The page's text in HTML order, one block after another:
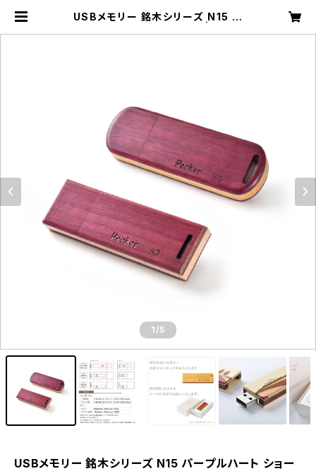
USBメモリー 銘木シリーズ N15 パ
1 /5
USBメモリー 銘木シリーズ N15 パープルハート ショー